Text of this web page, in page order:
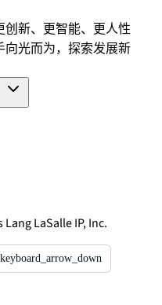
创新、更智能、更人性
光而为，探索发展新
LaSalle IP, Inc.
keyboard_arrow_down